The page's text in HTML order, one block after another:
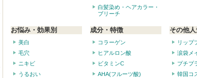
白髪染め・ヘアカラー・
ブリーチ
お悩み・効果別
美白
毛穴
ニキビ
うるおい
成分・特徴
コラーゲン
ヒアルロン酸
ビタミンC
AHA(フルーツ酸)
その他
リップ
涙袋メ
プチプ
韓国コ